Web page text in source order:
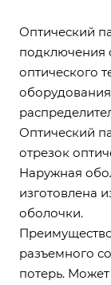
Оптический
подключения
оптического
Оптический
отрезок
Наружная
изготовлена
оболочки.
разъемного
потерь.